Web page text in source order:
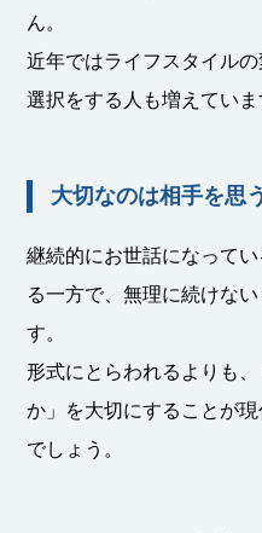
ん。
近年ではライフスタイル
選択をする人も増えていま
大切なのは相手を思
継続的にお世話になって
る一方で、無理に続けな
す。
形式にとらわれるよりも
か」を大切にすることが
でしょう。